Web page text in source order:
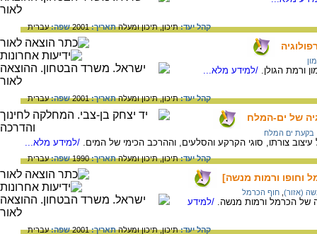
קהל יעד:תיכון,תיכון ומעלהתאריך:2001 שפה:עברית
ורמת הגולן. /למידע מלא...
קהל יעד:תיכון,תיכון ומעלהתאריך:2001 שפה:עברית
של ים-המלח
בקעת ים המלח
צורתו, סוגי הקרקע והסלעים, וההרכב הכימי של המים. /למידע מלא...
קהל יעד:תיכון,תיכון ומעלהתאריך:1990 שפה:עברית
וחופו ורמות מנשה]
(אזור) חוף הכרמל
של הכרמל ורמות מנשה. /למידע
קהל יעד:תיכון,תיכון ומעלהתאריך:2001 שפה:עברית